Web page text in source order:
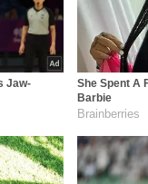
Jaw-
She Spent A
Barbie
Brainberries